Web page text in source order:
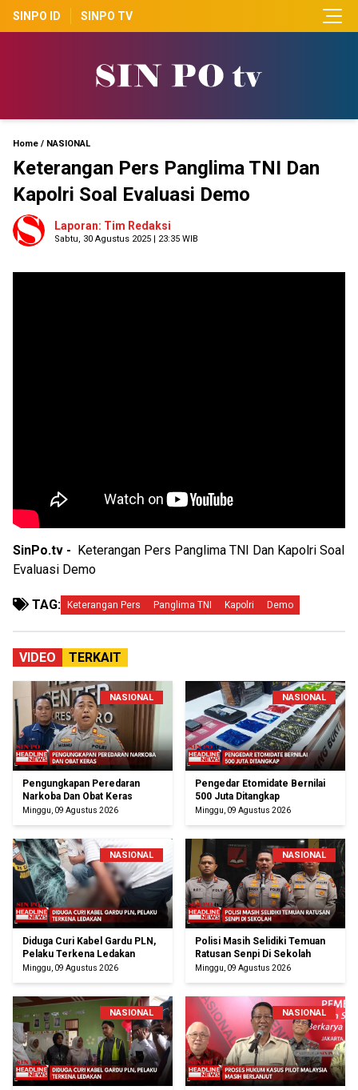
SINPO ID SINPO TV
Home / NASIONAL
Keterangan Pers Panglima TNI Dan
Kapolri Soal Evaluasi Demo
Laporan: Tim Redaksi
Sabtu, 30 Agustus 2025 | 23:35 WIB
SinPo.tv -
Keterangan Pers Panglima TNI Dan Kapolri Soal
Evaluasi Demo
TAG: Keterangan Pers Panglima TNI Kapolri Demo
VIDEO TERKAIT
NASIONAL
Pengungkapan Peredaran
Narkoba Dan Obat Keras
Minggu, 09 Agustus 2026
NASIONAL
Pengedar Etomidate Bernilai
500 Juta Ditangkap
Minggu, 09 Agustus 2026
NASIONAL
Diduga Curi Kabel Gardu PLN,
Pelaku Terkena Ledakan
Minggu, 09 Agustus 2026
NASIONAL
Polisi Masih Selidiki Temuan
Ratusan Senpi Di Sekolah
Minggu, 09 Agustus 2026
NASIONAL NASIONAL